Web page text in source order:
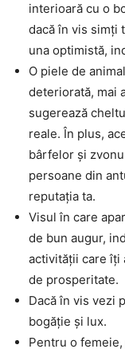
interioară cu o
dacă în vis simți
una optimistă,
O piele de
deteriorată, mai
sugerează
reale. În plus,
bârfelor și
persoane din
reputația ta.
Visul în care
de bun augur,
activității care îți
de prosperitate.
Dacă în vis vezi
bogăție și lux.
Pentru o femeie,